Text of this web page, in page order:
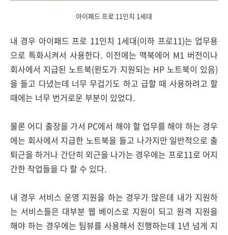
아이패드 프로 11인치 1세대
내 경우 아이패드 프로 11인치 1세대(이하 프로11)는 업무용
으로 특화시켜서 사용한다. 이전에는 맥북에어 M1 버전이나
회사에서 지급된 노트북(윈도가 지원되는 HP 노트북이 있음)
을 들고 다녔는데 너무 무겁기도 하고 급할 때 사용하려고 할
때에는 너무 번거로운 부분이 있었다.
물론 어디 출장을 가서 PC에서 해야 할 업무를 해야 하는 경우
에는 회사에서 지급한 노트북을 들고 나가지만 일반적으로 출
퇴근을 하거나 간단히 외근을 나가는 경우에는 프로11로 어지
간한 작업들을 다 할 수 있다.
내 경우 서비스 운영 지원을 하는 경우가 많은데 내가 지원하
는 서비스들은 대부분 웹 베이스로 지원이 되고 원격 지원을
해야 하는 경우에는 팀뷰를 사용해서 진행하는데 1년 넘게 지